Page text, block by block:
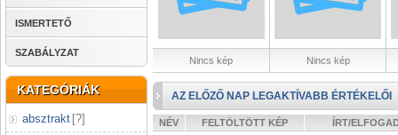
ISMERTETŐ
SZABÁLYZAT
KATEGÓRIÁK
absztrakt [?]
Nincs kép Nincs kép
AZ ELŐZŐ NAP LEGAKTÍVABB ÉRTÉKELŐI
NÉV FELTÖLTÖTT KÉP ÍRT/